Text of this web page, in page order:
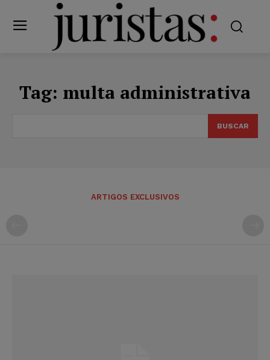
Tag: multa administrativa
BUSCAR
ARTIGOS EXCLUSIVOS